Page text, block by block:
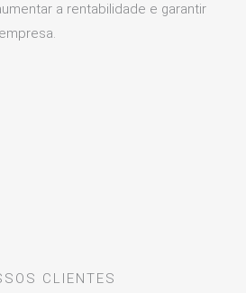
a rentabilidade e garantir
CLIENTES